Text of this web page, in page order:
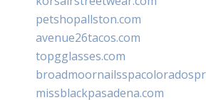
petshopallston.com
avenue26tacos.com
topgglasses.com
missblackpasadena.com